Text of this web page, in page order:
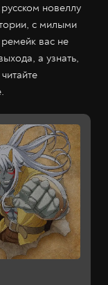
новеллу
с милыми
вас не
а узнать,